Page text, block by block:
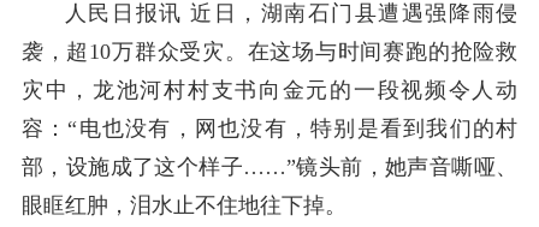
人民日报讯 近日，湖南石门县遭遇强降雨侵
袭，超10万群众受灾。在这场与时间赛跑的抢险救
灾中，龙池河村村支书向金元的一段视频令人动
容：“电也没有，网也没有，特别是看到我们的村
部，设施成了这个样子……”镜头前，她声音嘶哑、
眼眶红肿，泪水止不住地往下掉。